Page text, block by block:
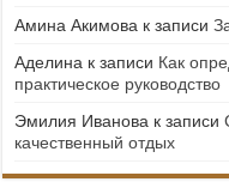
Амина Акимова к записи
Аделина к записи Как
практическое руководство
Эмилия Иванова к записи
качественный отдых